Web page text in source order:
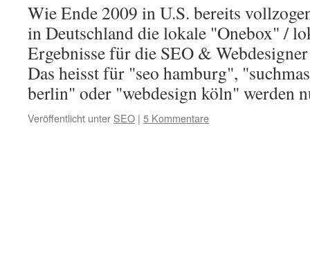
Wie Ende 2009 in U.S. bereits
in Deutschland die lokale "Onebox" /
Ergebnisse für die SEO &
Das heisst für "seo hamburg",
berlin" oder "webdesign köln"
Veröffentlicht unter SEO | 5 Kommentare